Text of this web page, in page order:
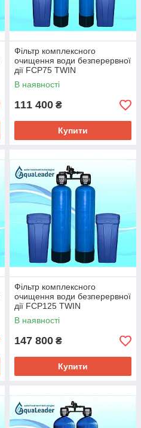
Фільтр комплексного
очищення води безперервної
дії FCP75 TWIN
В наявності
111 400 ₴
Купити
Фільтр комплексного
очищення води безперервної
дії FCP125 TWIN
В наявності
147 800 ₴
Купити